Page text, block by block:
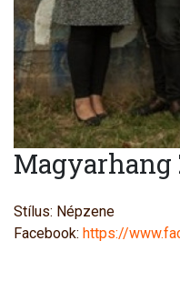
Magyarhang
Stílus: Népzene
Facebook: https://